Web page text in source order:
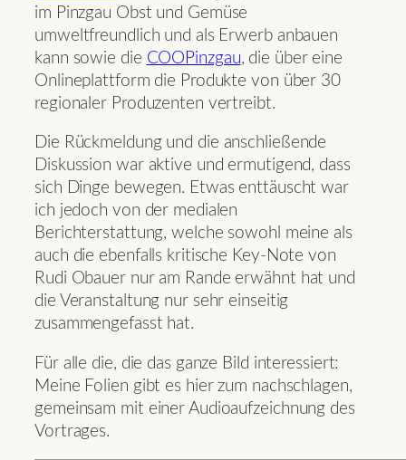
im Pinzgau Obst und Gemüse
umweltfreundlich und als Erwerb anbauen
kann sowie die COOPinzgau, die über eine
Onlineplattform die Produkte von über 30
regionaler Produzenten vertreibt.
Die Rückmeldung und die anschließende
Diskussion war aktive und ermutigend, dass
sich Dinge bewegen. Etwas enttäuscht war
ich jedoch von der medialen
Berichterstattung, welche sowohl meine als
auch die ebenfalls kritische Key-Note von
Rudi Obauer nur am Rande erwähnt hat und
die Veranstaltung nur sehr einseitig
zusammengefasst hat.
Für alle die, die das ganze Bild interessiert:
Meine Folien gibt es hier zum nachschlagen,
gemeinsam mit einer Audioaufzeichnung des
Vortrages.